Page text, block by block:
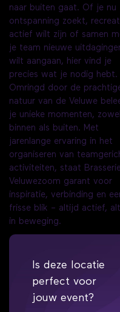
naar buiten gaat. Of je nu
ontspanning zoekt,
actief wilt zijn of samen
je team nieuwe
wilt aangaan, hier vind je
precies wat je nodig hebt.
Omringd door de
natuur van de Veluwe
je unieke momenten, zowel
binnen als buiten. Met
jarenlange ervaring in het
organiseren van
activiteiten, staat Brasserie
Veluwezoom garant voor
inspiratie, verbinding en
frisse blik – altijd actief,
in beweging.
Is deze locatie
perfect voor
jouw event?